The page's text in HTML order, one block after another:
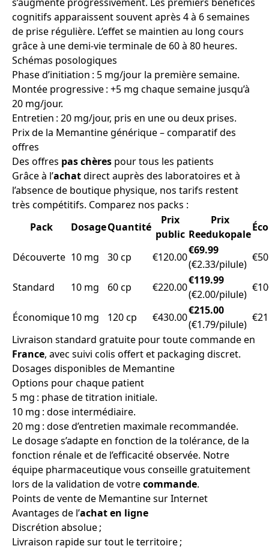
cognitifs apparaissent souvent après 4 à 6 semaines
de prise régulière. L’effet se maintien au long cours
grâce à une demi-vie terminale de 60 à 80 heures.
Schémas posologiques
Phase d’initiation : 5 mg/jour la première semaine.
Montée progressive : +5 mg chaque semaine jusqu’à
20 mg/jour.
Entretien : 20 mg/jour, pris en une ou deux prises.
Prix de la Memantine générique – comparatif des
offres
Des offres pas chères pour tous les patients
Grâce à l’achatdirect auprès des laboratoires et à
l’absence de boutique physique, nos tarifs restent
très compétitifs. Comparez nos packs :
Pack
DosageQuantité
Prix
public
Prix
Reedukopale
Découverte 10 mg 30 cp €120.00
€69.99
(€2.33/pilule)
Standard 10 mg 60 cp €220.00
€119.99
(€2.00/pilule)
Économique10 mg 120 cp €430.00
€215.00
(€1.79/pilule)
Livraison standard gratuite pour toute commande en
France, avec suivi colis offert et packaging discret.
Dosages disponibles de Memantine
Options pour chaque patient
5 mg : phase de titration initiale.
10 mg : dose intermédiaire.
20 mg : dose d’entretien maximale recommandée.
Le dosage s’adapte en fonction de la tolérance, de la
fonction rénale et de l’efficacité observée. Notre
équipe pharmaceutique vous conseille gratuitement
lors de la validation de votrecommande.
Points de vente de Memantine sur Internet
Avantages de l’achat en ligne
Discrétion absolue ;
Livraison rapide sur tout le territoire ;